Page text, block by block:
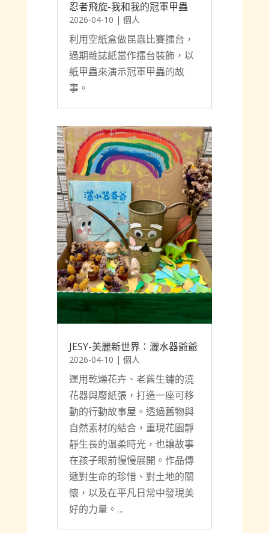
忍者飛旋-我和我的冠軍甲蟲
2026-04-10 | 個人
利用空紙盒做昆蟲比賽擂台，
過期雜誌紙當作擂台裝飾，以
紙甲蟲來演示冠軍甲蟲的故
事。
JESY-美麗新世界：灑水器爺爺
2026-04-10 | 個人
運用乾燥花卉、老舊生鏽的澆
花器與廢紙張，打造一座可移
動的行動故事屋。透過舊物與
自然素材的結合，重現花園靜
靜生長的溫柔時光，也讓故事
在孩子眼前慢慢展開。作品傳
遞對生命的珍惜、對土地的關
懷，以及在平凡日常中發現美
好的力量。…